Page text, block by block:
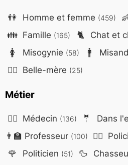
👫 Homme et femme (459)
👪 Famille (165) 🐈 Chat et
🚺 Misogynie (58) 🚹
🤷‍♀️ Belle-mère (25)
Métier
👨‍⚕️ Médecin (136) 🤵 Dans
👨‍🏫 Professeur (100) 👮‍♂️
🌹 Politicien (51) 🦆